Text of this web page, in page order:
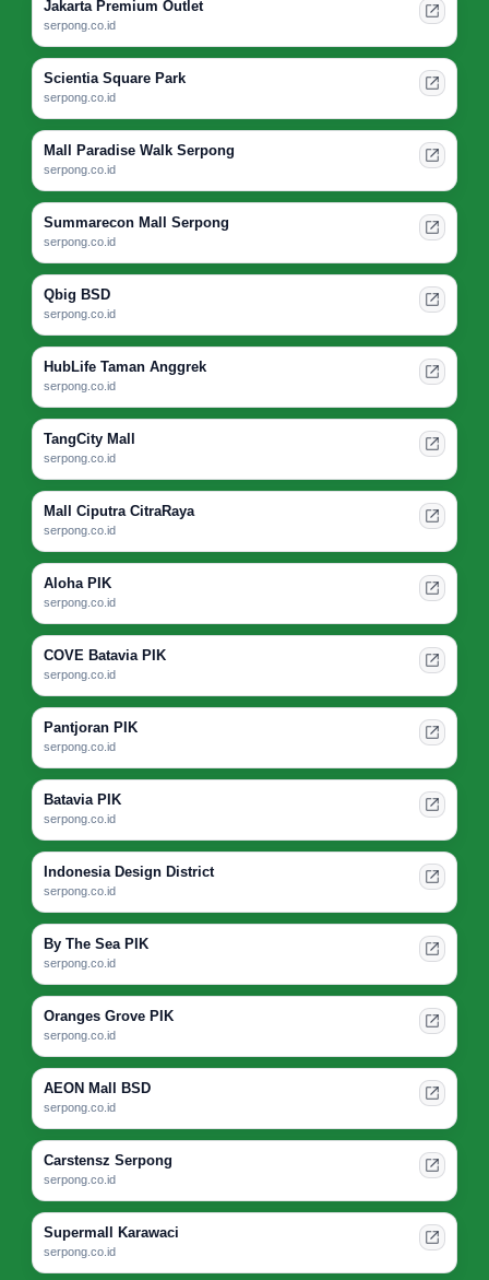
Jakarta Premium Outlet
serpong.co.id
Scientia Square Park
serpong.co.id
Mall Paradise Walk Serpong
serpong.co.id
Summarecon Mall Serpong
serpong.co.id
Qbig BSD
serpong.co.id
HubLife Taman Anggrek
serpong.co.id
TangCity Mall
serpong.co.id
Mall Ciputra CitraRaya
serpong.co.id
Aloha PIK
serpong.co.id
COVE Batavia PIK
serpong.co.id
Pantjoran PIK
serpong.co.id
Batavia PIK
serpong.co.id
Indonesia Design District
serpong.co.id
By The Sea PIK
serpong.co.id
Oranges Grove PIK
serpong.co.id
AEON Mall BSD
serpong.co.id
Carstensz Serpong
serpong.co.id
Supermall Karawaci
serpong.co.id